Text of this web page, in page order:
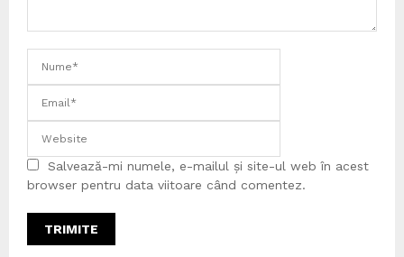
Salvează-mi numele, e-mailul și site-ul web în acest
browser pentru data viitoare când comentez.